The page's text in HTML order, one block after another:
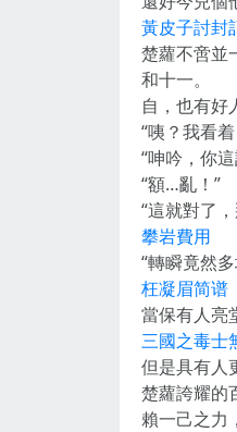
黃皮子討封
楚蘿不啻並
和十一。
自，也有好
“咦？我看
“呻吟，你
“額…亂！”
“這就對了
攀岩費用
“轉瞬竟然
枉凝眉简谱
當保有人亮
三國之毒士
但是具有人
楚蘿誇耀的
賴一己之力